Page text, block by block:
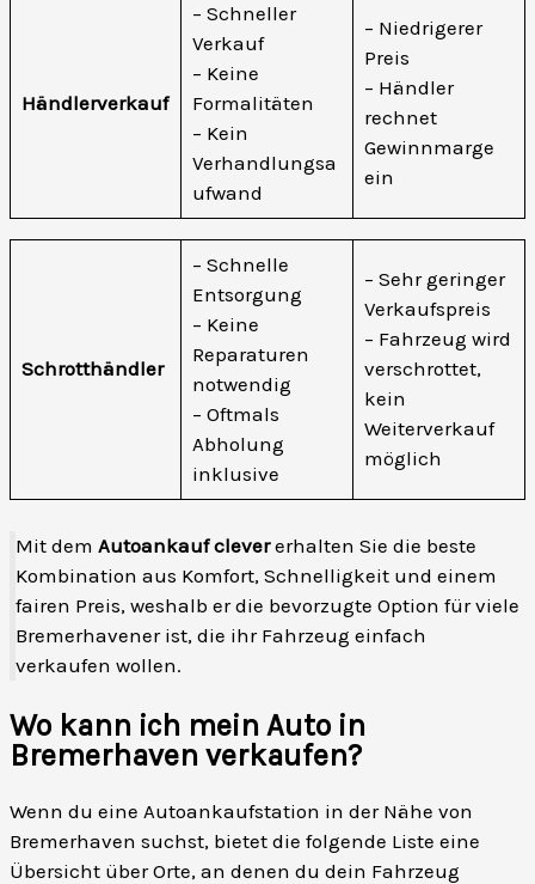
Händlerverkauf
– Schneller
Verkauf
– Keine
Formalitäten
– Kein
Verhandlungsa
ufwand
– Niedrigerer
Preis
– Händler
rechnet
Gewinnmarge
ein
Schrotthändler
– Schnelle
Entsorgung
– Keine
Reparaturen
notwendig
– Oftmals
Abholung
inklusive
– Sehr geringer
Verkaufspreis
– Fahrzeug wird
verschrottet,
kein
Weiterverkauf
möglich
Mit dem Autoankauf clevererhalten Sie die beste
Kombination aus Komfort, Schnelligkeit und einem
fairen Preis, weshalb er die bevorzugte Option für viele
Bremerhavener ist, die ihr Fahrzeug einfach
verkaufen wollen.
Wo kann ich mein Auto in
Bremerhaven verkaufen?
Wenn du eine Autoankaufstation in der Nähe von
Bremerhaven suchst, bietet die folgende Liste eine
Übersicht über Orte, an denen du dein Fahrzeug